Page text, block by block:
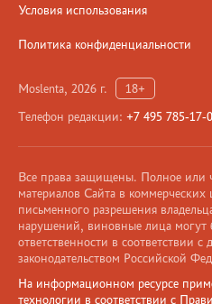
Условия использования
Политика конфиденциальности
Moslenta, 2026 г.
18+
Телефон редакции: +7 495 785-17-
Все права защищены. Полное или
материалов Сайта в коммерческих
письменного разрешения
нарушений, виновные лица могут
ответственности в соответствии
законодательством Российской
На информационном ресурсе
технологии в соответствии с